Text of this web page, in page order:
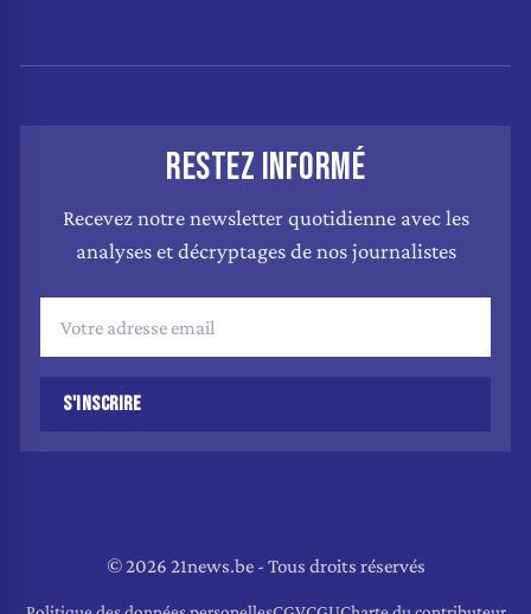
RESTEZ INFORMÉ
Recevez notre newsletter quotidienne avec les
analyses et décryptages de nos journalistes
S'INSCRIRE
© 2026 21news.be - Tous droits réservés